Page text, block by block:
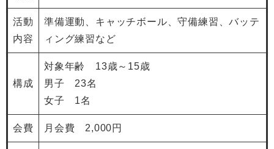
活動
内容
準備運動、キャッチボール、守備練習、バッテ
ィング練習など
構成
対象年齢 13歳～15歳
男子 23名
女子 1名
会費 月会費 2,000円